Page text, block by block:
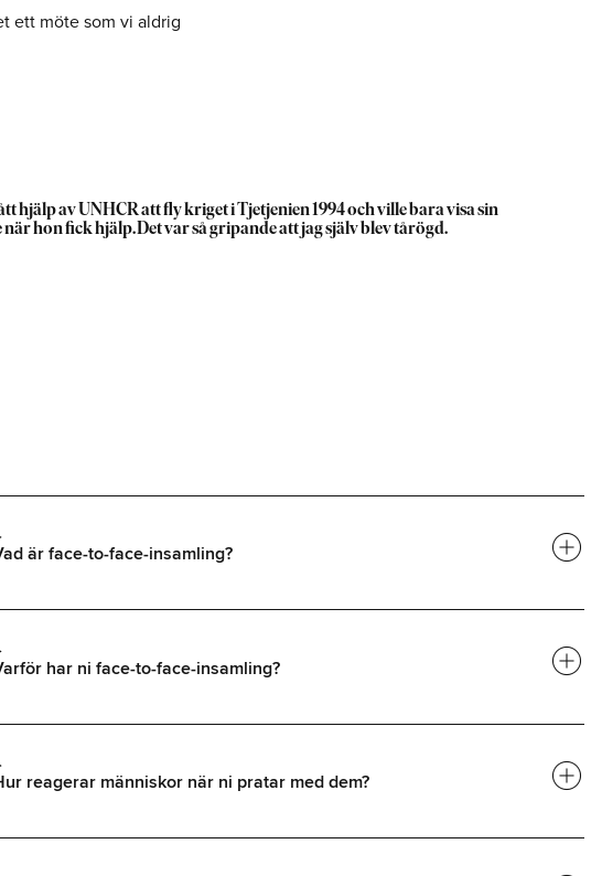
ett möte som vi aldrig
hjälp av UNHCR att fly kriget i Tjetjenien 1994 och ville bara visa sin
hon fick hjälp. Det var så gripande att jag själv blev tårögd.
är face-to-face-insamling? add_circle
har ni face-to-face-insamling? add_circle
reagerar människor när ni pratar med dem? add_circle